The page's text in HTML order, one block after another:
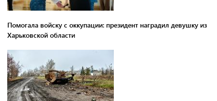
Помогала войску с оккупации: президент наградил девушку из
Харьковской области